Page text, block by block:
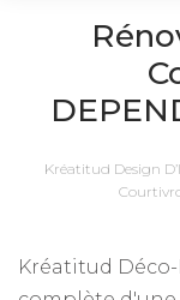
Kréatitud Design
Kréatitud